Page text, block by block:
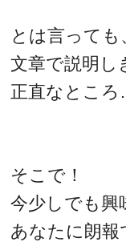
とは言っても
文章で説明し
正直なとこ
そこで！
今少しでも興
あなたに朗報